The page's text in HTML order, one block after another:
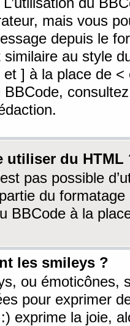
mais vous
depuis le
similaire au style
] à la place de <
BBCode,
utiliser du HTML
pas possible
du
BBCode à la
les smileys ?
ou émoticônes,
pour exprimer
exprime la joie,